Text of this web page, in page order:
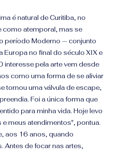
é natural de Curitiba, no
como atemporal, mas se
período Moderno — conjunto
Europa no final do século XIX e
interesse pela arte vem desde
como uma forma de se aliviar
tornou uma válvula de escape,
Foi a única forma que
para minha vida. Hoje levo
meus atendimentos", pontua.
aos 16 anos, quando
Antes de focar nas artes,